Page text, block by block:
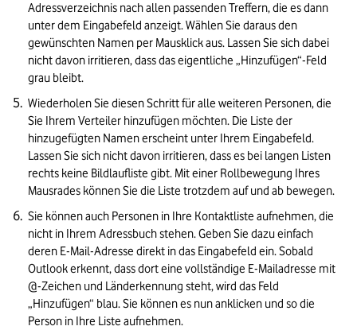
Adressverzeichnis nach allen passenden Treffern, die es dann
unter dem Eingabefeld anzeigt. Wählen Sie daraus den
gewünschten Namen per Mausklick aus. Lassen Sie sich dabei
nicht davon irritieren, dass das eigentliche „Hinzufügen“-Feld
grau bleibt.
Wiederholen Sie diesen Schritt für alle weiteren Personen, die
Sie Ihrem Verteiler hinzufügen möchten. Die Liste der
hinzugefügten Namen erscheint unter Ihrem Eingabefeld.
Lassen Sie sich nicht davon irritieren, dass es bei langen Listen
rechts keine Bildlaufliste gibt. Mit einer Rollbewegung Ihres
Mausrades können Sie die Liste trotzdem auf und ab bewegen.
Sie können auch Personen in Ihre Kontaktliste aufnehmen, die
nicht in Ihrem Adressbuch stehen. Geben Sie dazu einfach
deren E-Mail-Adresse direkt in das Eingabefeld ein. Sobald
Outlook erkennt, dass dort eine vollständige E-Mailadresse mit
@-Zeichen und Länderkennung steht, wird das Feld
„Hinzufügen“ blau. Sie können es nun anklicken und so die
Person in Ihre Liste aufnehmen.